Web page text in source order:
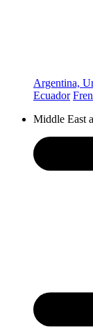
Argentina,
Ecuador
Middle East